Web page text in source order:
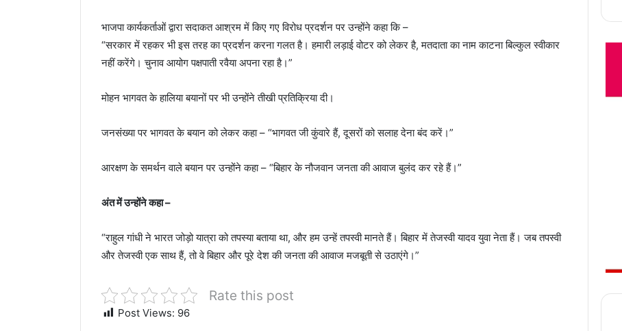
भाजपा कार्यकर्ताओं द्वारा सदाकत आश्रम में किए गए विरोध प्रदर्शन पर उन्होंने कहा कि –
“सरकार में रहकर भी इस तरह का प्रदर्शन करना गलत है। हमारी लड़ाई वोटर को लेकर है, मतदाता का नाम काटना बिल्कुल स्वीकार
नहीं करेंगे। चुनाव आयोग पक्षपाती रवैया अपना रहा है।”
मोहन भागवत के हालिया बयानों पर भी उन्होंने तीखी प्रतिक्रिया दी।
जनसंख्या पर भागवत के बयान को लेकर कहा – “भागवत जी कुंवारे हैं, दूसरों को सलाह देना बंद करें।”
आरक्षण के समर्थन वाले बयान पर उन्होंने कहा – “बिहार के नौजवान जनता की आवाज बुलंद कर रहे हैं।”
अंत में उन्होंने कहा –
“राहुल गांधी ने भारत जोड़ो यात्रा को तपस्या बताया था, और हम उन्हें तपस्वी मानते हैं। बिहार में तेजस्वी यादव युवा नेता हैं। जब तपस्वी
और तेजस्वी एक साथ हैं, तो वे बिहार और पूरे देश की जनता की आवाज मजबूती से उठाएंगे।”
Rate this post
Post Views: 96